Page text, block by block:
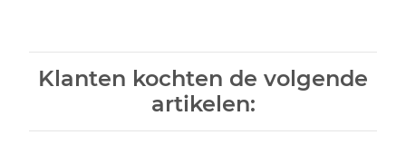
Klanten kochten de volgende
artikelen: